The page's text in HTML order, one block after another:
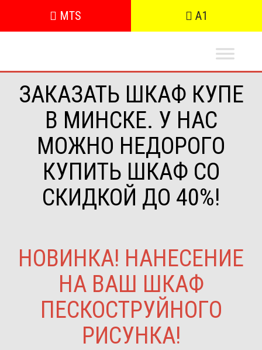
MTS A1
ЗАКАЗАТЬ ШКАФ КУПЕ
В МИНСКЕ. У НАС
МОЖНО НЕДОРОГО
КУПИТЬ ШКАФ СО
СКИДКОЙ ДО 40%!
НОВИНКА! НАНЕСЕНИЕ
НА ВАШ ШКАФ
ПЕСКОСТРУЙНОГО
РИСУНКА!